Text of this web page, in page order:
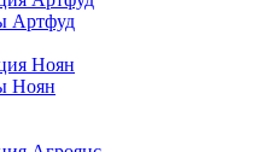
Артфуд
Ноян
Ноян